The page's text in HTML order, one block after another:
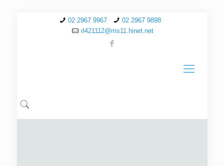
02 2967 9967
02 2967 9898
rl421112@ms11.hinet.net